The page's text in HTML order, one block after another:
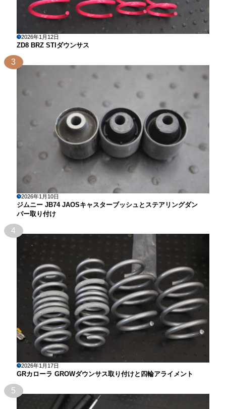
2026年1月12日
ZD8 BRZ STIダウンサス
3
2026年1月10日
ジムニー JB74 JAOSキャスターブッシュとステアリングダン
パー取り付け
4
2026年1月17日
GRカローラ GROWダウンサス取り付けと四輪アライメント
5